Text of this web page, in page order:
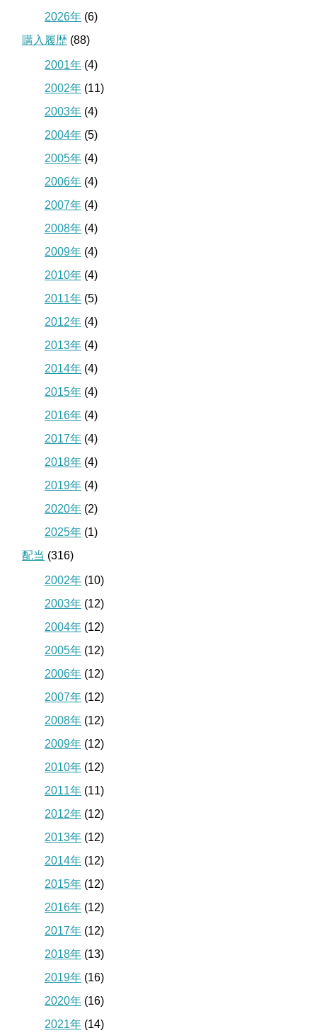
2026年 (6)
購入履歴 (88)
2001年 (4)
2002年 (11)
2003年 (4)
2004年 (5)
2005年 (4)
2006年 (4)
2007年 (4)
2008年 (4)
2009年 (4)
2010年 (4)
2011年 (5)
2012年 (4)
2013年 (4)
2014年 (4)
2015年 (4)
2016年 (4)
2017年 (4)
2018年 (4)
2019年 (4)
2020年 (2)
2025年 (1)
配当 (316)
2002年 (10)
2003年 (12)
2004年 (12)
2005年 (12)
2006年 (12)
2007年 (12)
2008年 (12)
2009年 (12)
2010年 (12)
2011年 (11)
2012年 (12)
2013年 (12)
2014年 (12)
2015年 (12)
2016年 (12)
2017年 (12)
2018年 (13)
2019年 (16)
2020年 (16)
2021年 (14)